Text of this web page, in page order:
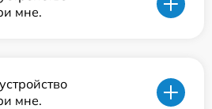
мне.
мне.